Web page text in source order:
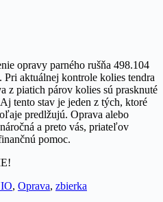
opravy parného rušňa 498.104
. Pri aktuálnej kontrole kolies tendra
z piatich párov kolies sú prasknuté
tento stav je jeden z tých, ktoré
predlžujú. Oprava alebo
a preto vás, priateľov
pomoc.
, Oprava, zbierka